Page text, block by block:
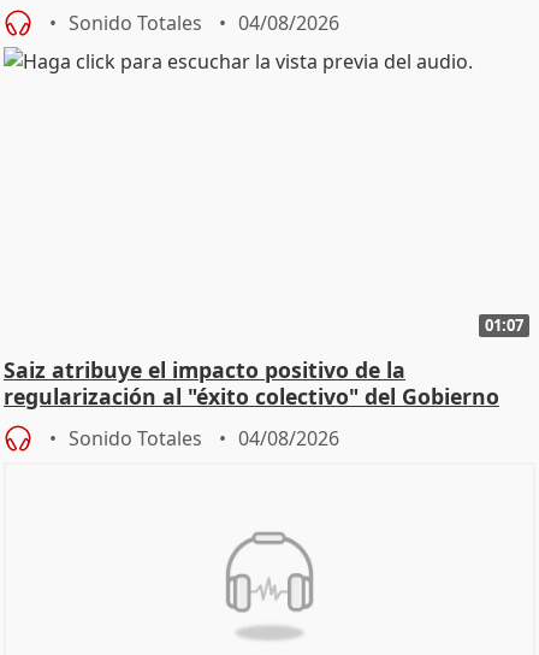
Sonido Totales 04/08/2026
01:07
Saiz atribuye el impacto positivo de la
regularización al "éxito colectivo" del Gobierno
Sonido Totales 04/08/2026